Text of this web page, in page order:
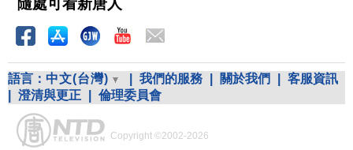
隨處可看新唐人
語言： 中文(台灣) 我們的服務 關於我們
客服資訊
澄清與更正 倫理委員會
Copyright ©2002-2026